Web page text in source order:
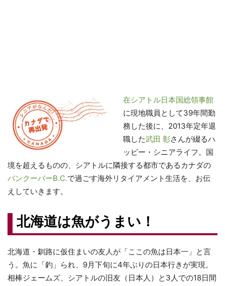
在シアトル日本国総領事館
に現地職員として39年間勤
務した後に、2013年定年退
職した武田 彰さんが綴るハ
ッピー・シニアライフ。国
境を超えるものの、シアトルに隣接する都市であるカナダの
バンクーバーB.C.で過ごす海外リタイアメント生活を、お伝
えしていきます。
北海道は魚がうまい！
北海道・釧路に仮住まいの友人が「ここの魚は日本一」と言
う。魚に「釣」られ、9月下旬に4年ぶりの日本行きが実現。
相棒ジェームズ、シアトルの旧友（日本人）と3人での18日間